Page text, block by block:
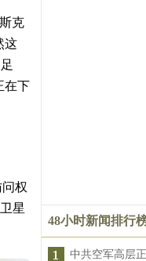
克
这
在下
权
星
48小时新闻排行
中共空军高层